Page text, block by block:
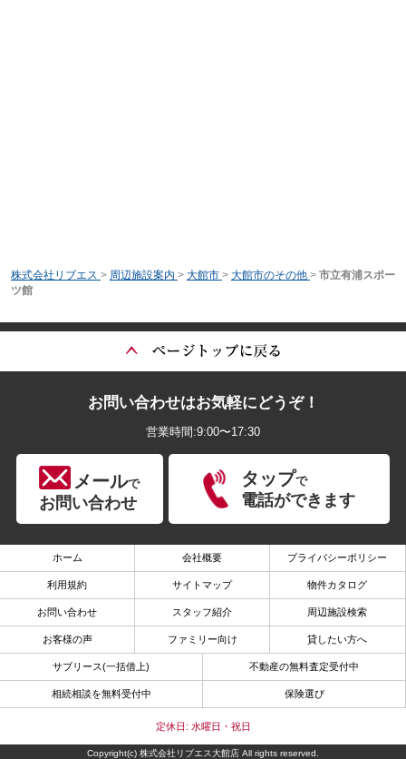
株式会社リブエス > 周辺施設案内 > 大館市 > 大館市のその他 > 市立有浦スポー
ツ館
お問い合わせはお気軽にどうぞ！
営業時間:9:00〜17:30
メールで
お問い合わせ
タップで
電話ができます
ホーム 会社概要 プライバシーポリシー
利用規約 サイトマップ 物件カタログ
お問い合わせ スタッフ紹介 周辺施設検索
お客様の声 ファミリー向け 貸したい方へ
サブリース(一括借上) 不動産の無料査定受付中
相続相談を無料受付中 保険選び
定休日: 水曜日・祝日
Copyright(c) 株式会社リブエス大館店 All rights reserved.